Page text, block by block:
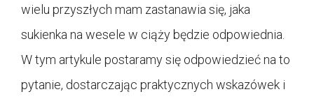
wielu przyszłych mam zastanawia się, jaka
sukienka na wesele w ciąży będzie odpowiednia.
W tym artykule postaramy się odpowiedzieć na to
pytanie, dostarczając praktycznych wskazówek i